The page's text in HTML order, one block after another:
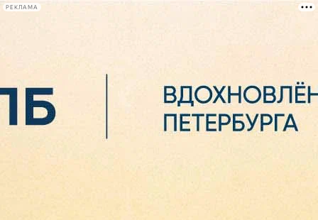
РЕКЛАМА
Сегодня: